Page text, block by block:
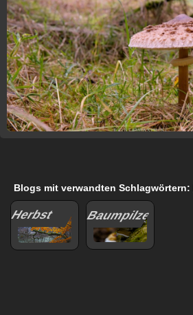
Blogs mit verwandten Schlagwörtern:
Herbst Baumpilze